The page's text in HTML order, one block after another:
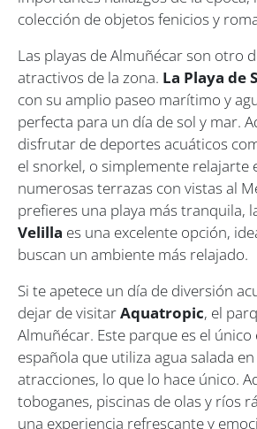
colección de objetos fenicios y
Las playas de Almuñécar son otro
atractivos de la zona. La Playa de
con su amplio paseo marítimo y
perfecta para un día de sol y mar.
disfrutar de deportes acuáticos
el snorkel, o simplemente relajarte
numerosas terrazas con vistas al
prefieres una playa más tranquila,
Velilla es una excelente opción,
buscan un ambiente más relajado.
Si te apetece un día de diversión
dejar de visitarAquatropic, el
Almuñécar. Este parque es el único
española que utiliza agua salada
atracciones, lo que lo hace único.
toboganes, piscinas de olas y ríos
una experiencia refrescante y